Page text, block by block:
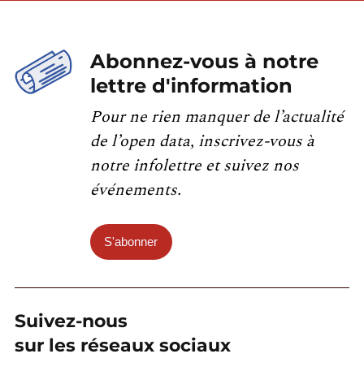
Abonnez-vous à notre
lettre d'information
Pour ne rien manquer de l’actualité
de l’open data, inscrivez-vous à
notre infolettre et suivez nos
événements.
S'abonner
Suivez-nous
sur les réseaux sociaux